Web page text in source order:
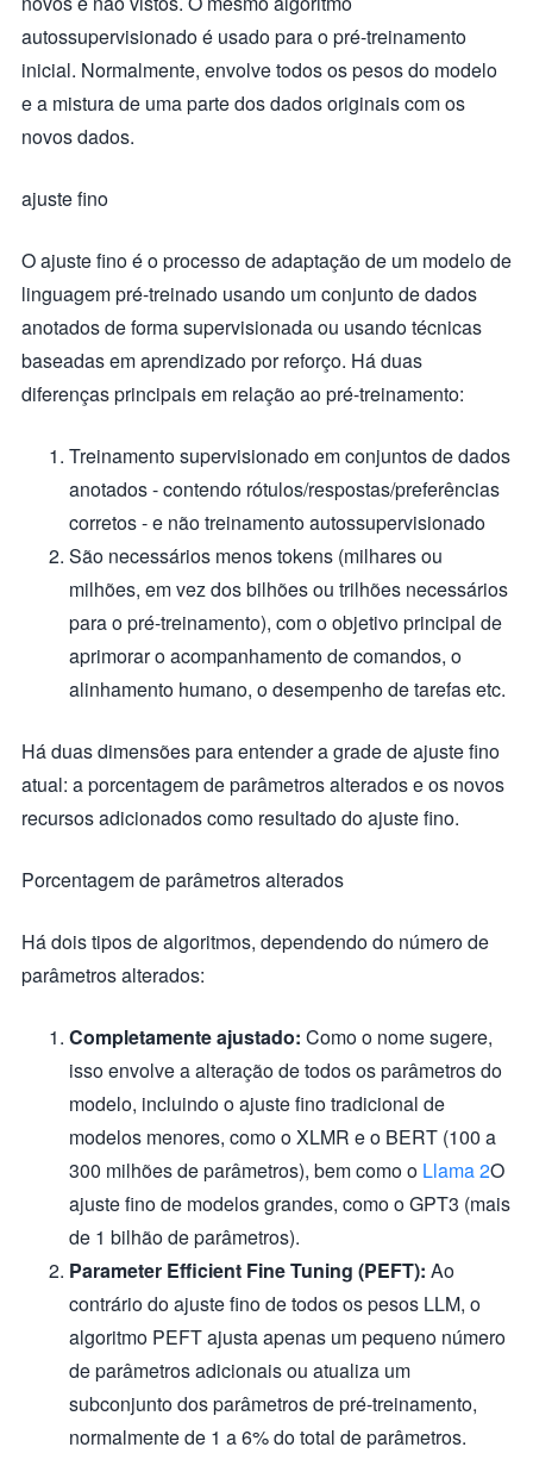
autossupervisionado é usado para o pré-treinamento
inicial. Normalmente, envolve todos os pesos do modelo
e a mistura de uma parte dos dados originais com os
novos dados.
ajuste fino
O ajuste fino é o processo de adaptação de um modelo de
linguagem pré-treinado usando um conjunto de dados
anotados de forma supervisionada ou usando técnicas
baseadas em aprendizado por reforço. Há duas
diferenças principais em relação ao pré-treinamento:
Treinamento supervisionado em conjuntos de dados
anotados - contendo rótulos/respostas/preferências
corretos - e não treinamento autossupervisionado
São necessários menos tokens (milhares ou
milhões, em vez dos bilhões ou trilhões necessários
para o pré-treinamento), com o objetivo principal de
aprimorar o acompanhamento de comandos, o
alinhamento humano, o desempenho de tarefas etc.
Há duas dimensões para entender a grade de ajuste fino
atual: a porcentagem de parâmetros alterados e os novos
recursos adicionados como resultado do ajuste fino.
Porcentagem de parâmetros alterados
Há dois tipos de algoritmos, dependendo do número de
parâmetros alterados:
Completamente ajustado: Como o nome sugere,
isso envolve a alteração de todos os parâmetros do
modelo, incluindo o ajuste fino tradicional de
modelos menores, como o XLMR e o BERT (100 a
300 milhões de parâmetros), bem como o Llama 2O
ajuste fino de modelos grandes, como o GPT3 (mais
de 1 bilhão de parâmetros).
Parameter Efficient Fine Tuning (PEFT): Ao
contrário do ajuste fino de todos os pesos LLM, o
algoritmo PEFT ajusta apenas um pequeno número
de parâmetros adicionais ou atualiza um
subconjunto dos parâmetros de pré-treinamento,
normalmente de 1 a 6% do total de parâmetros.